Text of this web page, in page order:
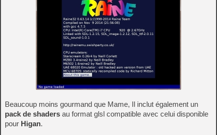
Beaucoup moins gourmand que Mame, Il inclut également un
pack de shaders au format glsl compatible avec celui disponible
pour Higan.